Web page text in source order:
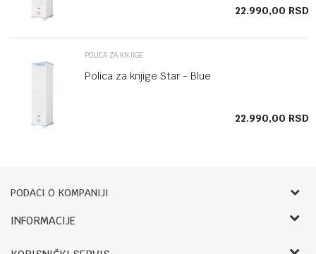
22.990,00 RSD
POLICA ZA KNJIGE
Polica za knjige Star - Blue
22.990,00 RSD
PODACI O KOMPANIJI
Bebbco
RADNO VREME:
INFORMACIJE